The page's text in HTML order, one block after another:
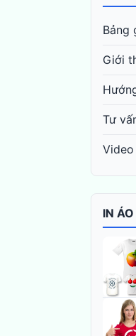
Bảng
Giới
Tư
IN